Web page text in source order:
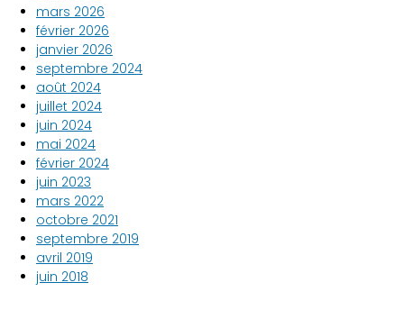
mars 2026
février 2026
janvier 2026
septembre 2024
août 2024
juillet 2024
juin 2024
mai 2024
février 2024
juin 2023
mars 2022
octobre 2021
septembre 2019
avril 2019
juin 2018